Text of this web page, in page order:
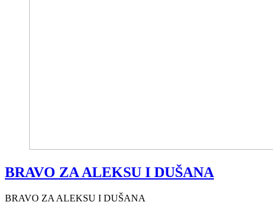
BRAVO ZA ALEKSU I DUŠANA
BRAVO ZA ALEKSU I DUŠANA